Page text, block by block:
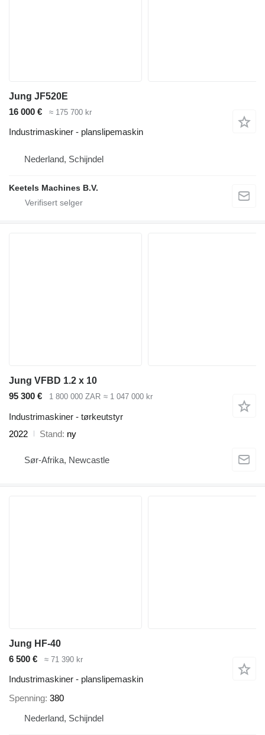
Jung JF520E
16 000 €
≈ 175 700 kr
Industrimaskiner - planslipemaskin
Nederland, Schijndel
Keetels Machines B.V.
Jung VFBD 1.2 x 10
95 300 €
1 800 000 ZAR ≈ 1 047 000 kr
Industrimaskiner - tørkeutstyr
2022
Stand ny
Sør-Afrika, Newcastle
Jung HF-40
6 500 €
≈ 71 390 kr
Industrimaskiner - planslipemaskin
Spenning 380
Nederland, Schijndel